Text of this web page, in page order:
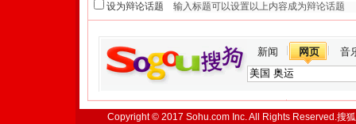
设为辩论话题
新闻 网页 音
Copyright © 2017 Sohu.com Inc. All Rights Reserved.搜